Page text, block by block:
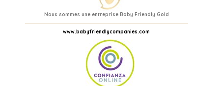
Nous sommes une entreprise Baby Friendly Gold
www.babyfriendlycompanies.com